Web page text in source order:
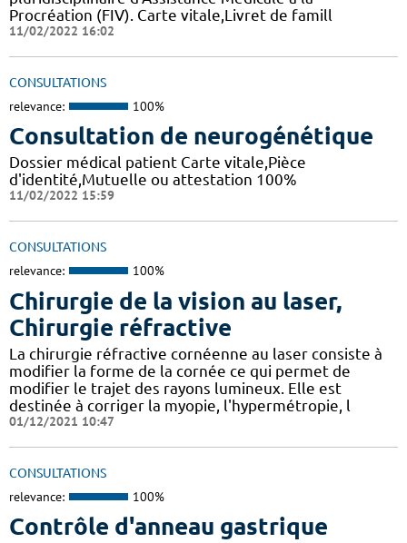
Procréation (FIV). Carte vitale,Livret de famill
11/02/2022 16:02
CONSULTATIONS
relevance: 100%
Consultation de neurogénétique
Dossier médical patient Carte vitale,Pièce
d'identité,Mutuelle ou attestation 100%
11/02/2022 15:59
CONSULTATIONS
relevance: 100%
Chirurgie de la vision au laser,
Chirurgie réfractive
La chirurgie réfractive cornéenne au laser consiste à
modifier la forme de la cornée ce qui permet de
modifier le trajet des rayons lumineux. Elle est
destinée à corriger la myopie, l'hypermétropie, l
01/12/2021 10:47
CONSULTATIONS
relevance: 100%
Contrôle d'anneau gastrique